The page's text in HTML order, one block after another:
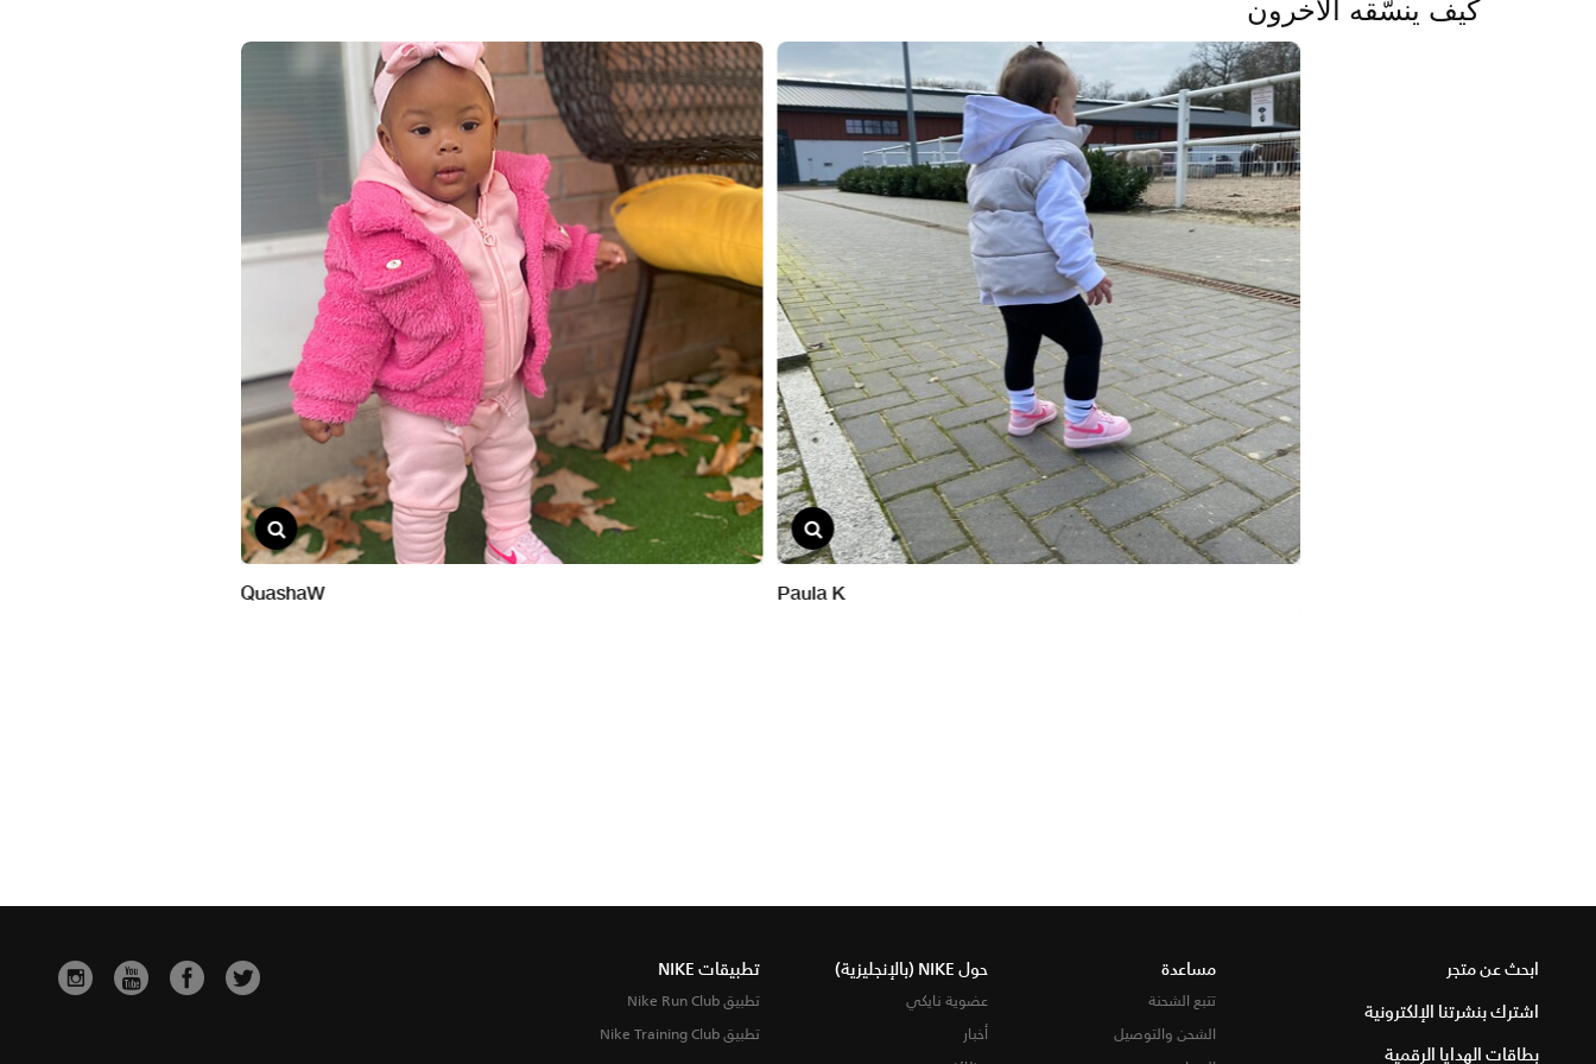
ابحث عن متجر
اشترك بنشرتنا الإلكترونية
بطاقات الهدايا الرقمية
مساعدة
تتبع الشحنة
الشحن والتوصيل
حول NIKE (بالإنجليزية)
عضوية نايكي
أخبار
تطبيقات NIKE
تطبيق Nike Run Club
تطبيق Nike Training Club